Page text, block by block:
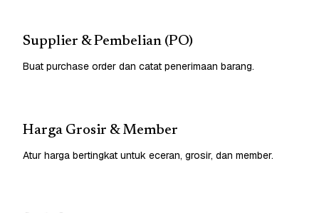
Supplier & Pembelian (PO)
Buat purchase order dan catat penerimaan barang.
Harga Grosir & Member
Atur harga bertingkat untuk eceran, grosir, dan member.